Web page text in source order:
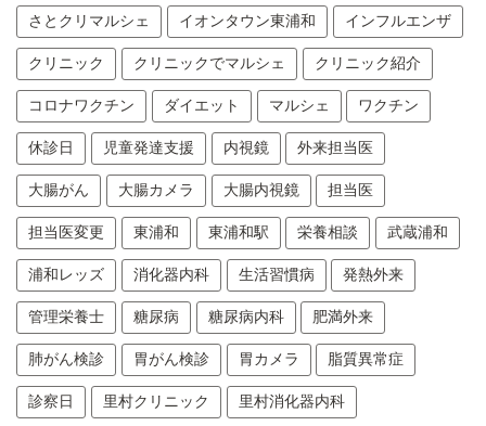
さとクリマルシェ イオンタウン東浦和 インフルエンザ
クリニック クリニックでマルシェ クリニック紹介
コロナワクチン ダイエット マルシェ ワクチン
休診日 児童発達支援 内視鏡 外来担当医
大腸がん 大腸カメラ 大腸内視鏡 担当医
担当医変更 東浦和 東浦和駅 栄養相談 武蔵浦和
浦和レッズ 消化器内科 生活習慣病 発熱外来
管理栄養士 糖尿病 糖尿病内科 肥満外来
肺がん検診 胃がん検診 胃カメラ 脂質異常症
診察日 里村クリニック 里村消化器内科